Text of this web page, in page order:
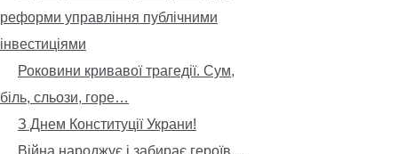
реформи управління публічними
інвестиціями
Роковини кривавої трагедії. Сум,
біль, сльози, горе…
З Днем Конституції Украни!
Війна народжує і забирає героїв…